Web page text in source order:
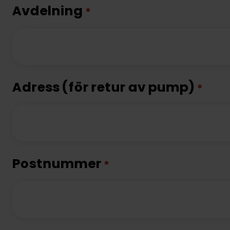
Avdelning *
Adress (för retur av pump) *
Postnummer *